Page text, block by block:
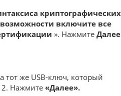
криптографических
включите все
». Нажмите Далее
тот же USB-ключ, который
Нажмите «Далее».